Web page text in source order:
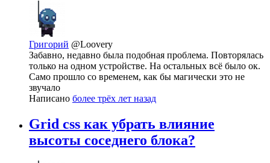
Григорий @Loovery
Забавно, недавно была подобная проблема. Повторялась
только на одном устройстве. На остальных всё было ок.
Само прошло со временем, как бы магически это не
звучало
Написано более трёх лет назад
Grid css как убрать влияние
высоты соседнего блока?